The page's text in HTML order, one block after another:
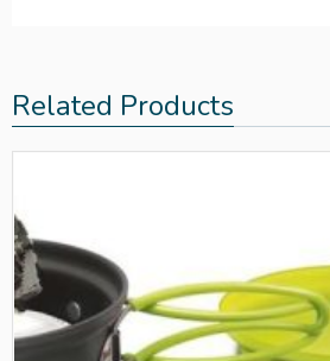
Related Products